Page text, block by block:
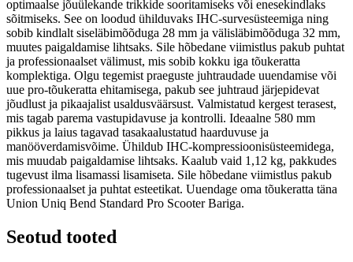
optimaalse jõuülekande trikkide sooritamiseks või enesekindlaks
sõitmiseks. See on loodud ühilduvaks IHC-survesüsteemiga ning
sobib kindlalt siseläbimõõduga 28 mm ja välisläbimõõduga 32 mm,
muutes paigaldamise lihtsaks. Sile hõbedane viimistlus pakub puhtat
ja professionaalset välimust, mis sobib kokku iga tõukeratta
komplektiga. Olgu tegemist praeguste juhtraudade uuendamise või
uue pro-tõukeratta ehitamisega, pakub see juhtraud järjepidevat
jõudlust ja pikaajalist usaldusväärsust. Valmistatud kergest terasest,
mis tagab parema vastupidavuse ja kontrolli. Ideaalne 580 mm
pikkus ja laius tagavad tasakaalustatud haarduvuse ja
manööverdamisvõime. Ühildub IHC-kompressioonisüsteemidega,
mis muudab paigaldamise lihtsaks. Kaalub vaid 1,12 kg, pakkudes
tugevust ilma lisamassi lisamiseta. Sile hõbedane viimistlus pakub
professionaalset ja puhtat esteetikat. Uuendage oma tõukeratta täna
Union Uniq Bend Standard Pro Scooter Bariga.
Seotud tooted